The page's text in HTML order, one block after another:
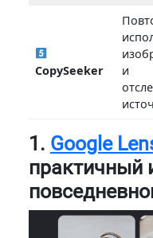
CopySeeker
и
1. Google
практичный